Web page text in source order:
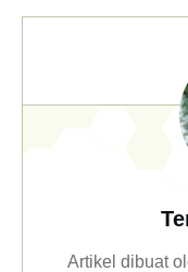
Artikel dibuat